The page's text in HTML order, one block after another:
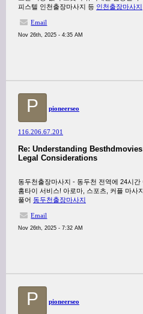
피스텔 인천출장마사지 등 인천출장마사지
Email
Nov 26th, 2025 - 4:35 AM
P pioneerseo
116.206.67.201
Re: Understanding
Legal Considerations
동두천출장마사지 - 동두천 전역에 24시
홈타이 서비스! 아로마, 스포츠, 커플 마사
풀어 동두천출장마사지
Email
Nov 26th, 2025 - 7:32 AM
P pioneerseo